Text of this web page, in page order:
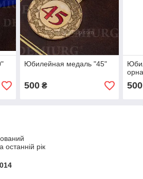
Юбилейная медаль "45"
500₴ 500
останній рік